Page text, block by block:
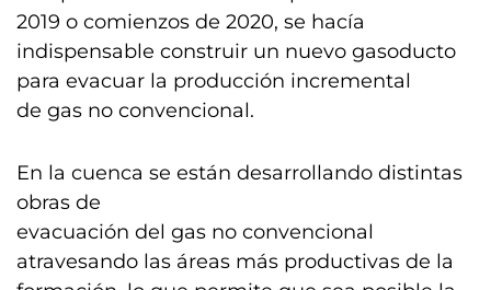
2019 o comienzos de 2020, se hacía
indispensable construir un nuevo gasoducto
para evacuar la producción incremental
de gas no convencional.
En la cuenca se están desarrollando distintas
obras de
evacuación del gas no convencional
atravesando las áreas más productivas de la